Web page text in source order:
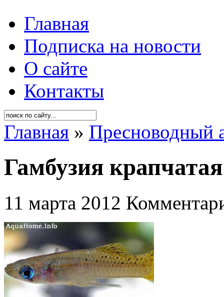
Главная
Подписка на новости
О сайте
Контакты
Главная » Пресноводный
Гамбузия
11 марта 2012